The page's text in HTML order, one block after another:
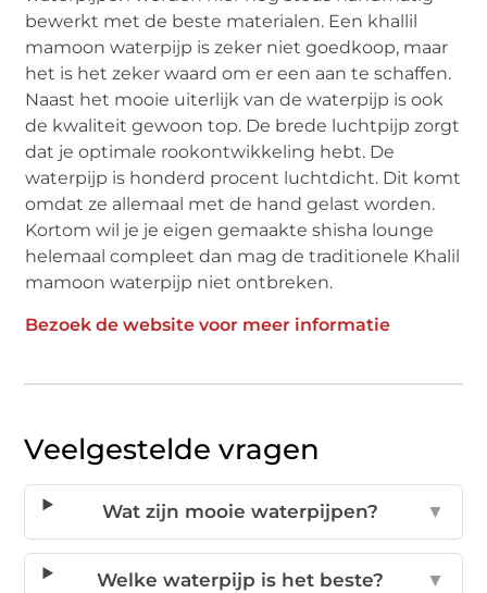
bewerkt met de beste materialen. Een khallil
mamoon waterpijp is zeker niet goedkoop, maar
het is het zeker waard om er een aan te schaffen.
Naast het mooie uiterlijk van de waterpijp is ook
de kwaliteit gewoon top. De brede luchtpijp zorgt
dat je optimale rookontwikkeling hebt. De
waterpijp is honderd procent luchtdicht. Dit komt
omdat ze allemaal met de hand gelast worden.
Kortom wil je je eigen gemaakte shisha lounge
helemaal compleet dan mag de traditionele Khalil
mamoon waterpijp niet ontbreken.
Bezoek de website voor meer informatie
Veelgestelde vragen
Wat zijn mooie waterpijpen? ▼
Welke waterpijp is het beste? ▼